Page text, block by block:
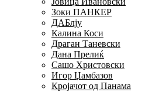
Зоки ПАНКЕР
ДАБлју
Калина Коси
Драган Таневски
Дана Прелиќ
Сашо Христовски
Игор Џамбазов
Кројачот од Панама